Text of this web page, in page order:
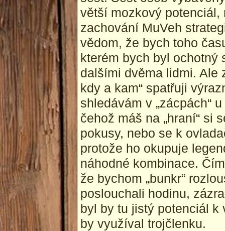
větší mozkový potenciál,
zachování MuVeh
vědom, že bych toho
kterém bych byl ochotný
dalšími dvěma lidmi. Ale
kdy a kam“ spatřuji
shledávám v „zácpách“
čehož máš na „hraní“ si
pokusy, nebo se k
protože ho okupuje
náhodné kombinace.
že bychom „bunkr“
poslouchali hodinu,
byl by tu jistý potenciál k
by využíval trojčlenku.